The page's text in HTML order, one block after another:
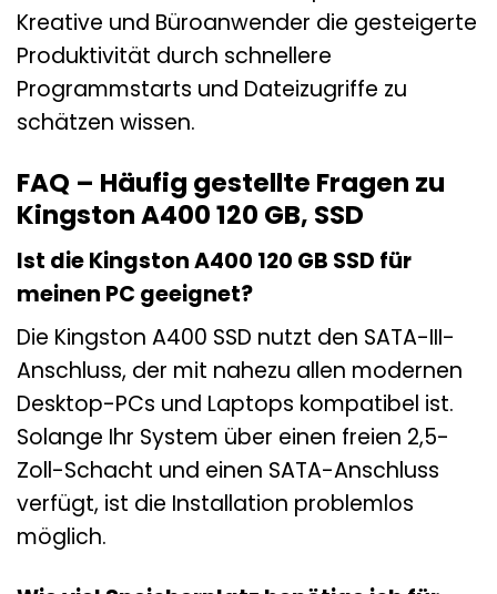
Kreative und Büroanwender die gesteigerte
Produktivität durch schnellere
Programmstarts und Dateizugriffe zu
schätzen wissen.
FAQ – Häufig gestellte Fragen zu
Kingston A400 120 GB, SSD
Ist die Kingston A400 120 GB SSD für
meinen PC geeignet?
Die Kingston A400 SSD nutzt den SATA-III-
Anschluss, der mit nahezu allen modernen
Desktop-PCs und Laptops kompatibel ist.
Solange Ihr System über einen freien 2,5-
Zoll-Schacht und einen SATA-Anschluss
verfügt, ist die Installation problemlos
möglich.